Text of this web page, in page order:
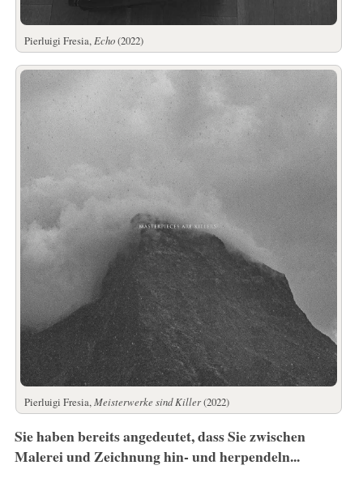
Pierluigi Fresia, Echo(2022)
Pierluigi Fresia,Meisterwerke sind Killer(2022)
Sie haben bereits angedeutet, dass Sie zwischen
Malerei und Zeichnung hin- und herpendeln...